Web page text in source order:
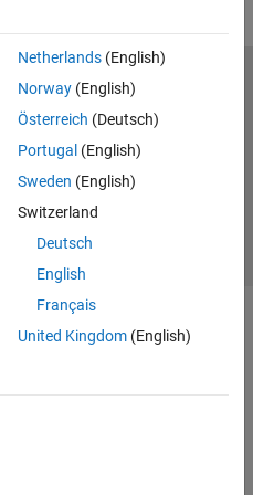
Netherlands(English)
Norway(English)
Österreich (Deutsch)
Portugal (English)
Sweden (English)
Switzerland
Deutsch
English
Français
United Kingdom(English)
Privacy Policy
Preventing Piracy